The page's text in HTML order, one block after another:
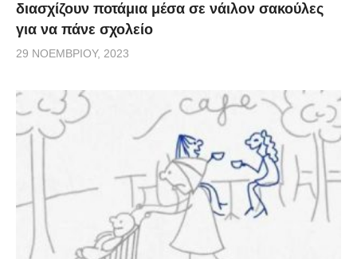
διασχίζουν ποτάμια μέσα σε νάιλον σακούλες
για να πάνε σχολείο
29 ΝΟΕΜΒΡΊΟΥ, 2023